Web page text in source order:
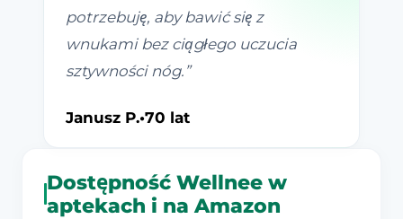
potrzebuję, aby bawić się z
wnukami bez ciągłego uczucia
sztywności nóg. ”
Janusz P.•70 lat
Dostępność Wellnee w
aptekach i na Amazon